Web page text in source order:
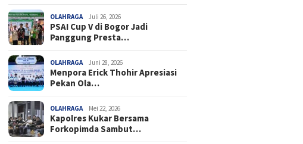
OLAHRAGA Juli 26, 2026
PSAI Cup V di Bogor Jadi
Panggung Presta…
OLAHRAGA Juni 28, 2026
Menpora Erick Thohir Apresiasi
Pekan Ola…
OLAHRAGA Mei 22, 2026
Kapolres Kukar Bersama
Forkopimda Sambut…